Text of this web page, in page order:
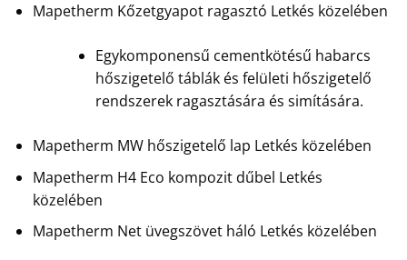
Mapetherm Kőzetgyapot ragasztó Letkés közelében
Egykomponensű cementkötésű habarcs
hőszigetelő táblák és felületi hőszigetelő
rendszerek ragasztására és simítására.
Mapetherm MW hőszigetelő lap Letkés közelében
Mapetherm H4 Eco kompozit dűbel Letkés
közelében
Mapetherm Net üvegszövet háló Letkés közelében